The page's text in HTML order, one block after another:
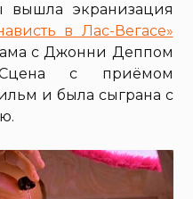
вышла экранизация
в Лас-Вегасе»
с Джонни Деппом
с приёмом
и была сыграна с